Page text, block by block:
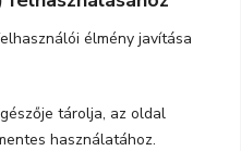
élmény javítása
tárolja, az oldal
használatához.
71.